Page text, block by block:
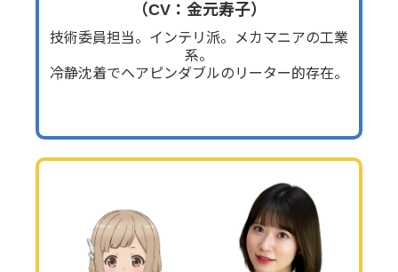
（CV：金元寿子）
技術委員担当。インテリ派。メカマニアの工業
系。
冷静沈着でヘアピンダブルのリーター的存在。